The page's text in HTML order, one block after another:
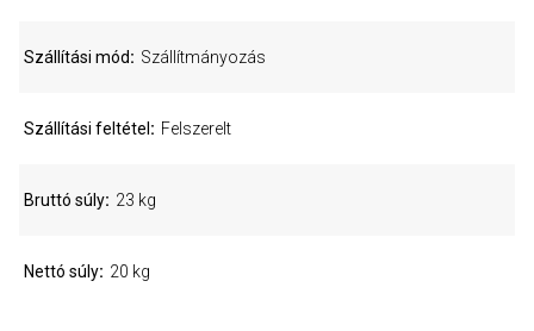
Szállítási mód Szállítmányozás
Szállítási feltétel Felszerelt
Bruttó súly 23 kg
Nettó súly 20 kg